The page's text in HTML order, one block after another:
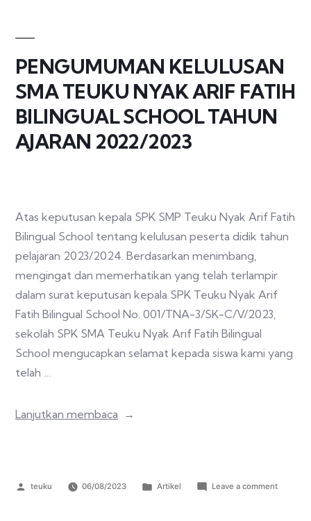
PENGUMUMAN KELULUSAN
SMA TEUKU NYAK ARIF FATIH
BILINGUAL SCHOOL TAHUN
AJARAN 2022/2023
Atas keputusan kepala SPK SMP Teuku Nyak Arif Fatih
Bilingual School tentang kelulusan peserta didik tahun
pelajaran 2023/2024. Berdasarkan menimbang,
mengingat dan memerhatikan yang telah terlampir
dalam surat keputusan kepala SPK Teuku Nyak Arif
Fatih Bilingual School No. 001/TNA-3/SK-C/V/2023,
sekolah SPK SMA Teuku Nyak Arif Fatih Bilingual
School mengucapkan selamat kepada siswa kami yang
telah …
Lanjutkan membaca
teuku 06/08/2023 Artikel Leave a comment